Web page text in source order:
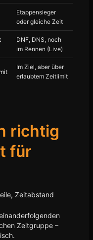
Etappensieger
oder gleiche Zeit
DNF, DNS, noch
im Rennen (Live)
Im Ziel, aber über
erlaubtem Zeitlimit
richtig
für
Zeitabstand
Zeitgruppe –